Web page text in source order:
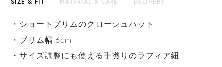
SIZE & FIT MATERIAL & CARE DELIVERY
・ショートブリムのクローシュハット
・ブリム幅 6cm
・サイズ調整にも使える手撚りのラフィア紐